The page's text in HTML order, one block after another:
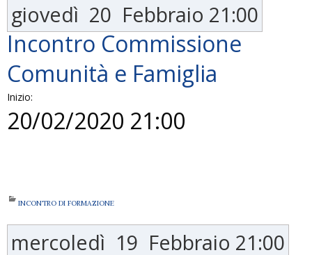
giovedì 20 Febbraio 21:00
Incontro Commissione
Comunità e Famiglia
Inizio:
20/02/2020 21:00
INCONTRO DI FORMAZIONE
mercoledì 19 Febbraio 21:00